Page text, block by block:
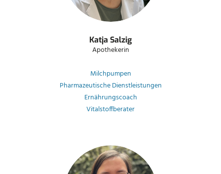
Katja Salzig
Apothekerin
Milchpumpen
Pharmazeutische Dienstleistungen
Ernährungscoach
Vitalstoffberater